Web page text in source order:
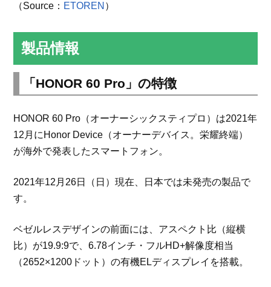
（Source： ETOREN ）
製品情報
「HONOR 60 Pro」の特徴
HONOR 60 Pro（オーナーシックスティプロ）は2021年
12月にHonor Device（オーナーデバイス。栄耀終端）
が海外で発表したスマートフォン。
2021年12月26日（日）現在、日本では未発売の製品で
す。
ベゼルレスデザインの前面には、アスペクト比（縦横
比）が19.9:9で、6.78インチ・フルHD+解像度相当
（2652×1200ドット）の有機ELディスプレイを搭載。